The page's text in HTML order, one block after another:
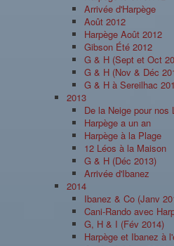
Arrivée d'Harpège
Août 2012
Harpège Août 2012
Gibson Été 2012
G & H (Sept et Oct
G & H (Nov & Déc
G & H à Sereilhac
2013
De la Neige pour nos
Harpège a un an
Harpège à la Plage
12 Léos à la Maison
G & H (Déc 2013)
Arrivée d'Ibanez
2014
Ibanez & Co (Janv
Cani-Rando avec
G, H & I (Fév 2014)
Harpège et Ibanez à